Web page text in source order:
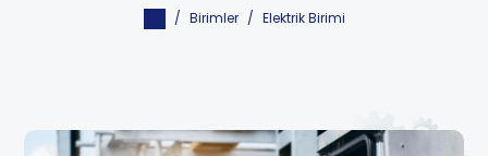
Birimler Elektrik Birimi